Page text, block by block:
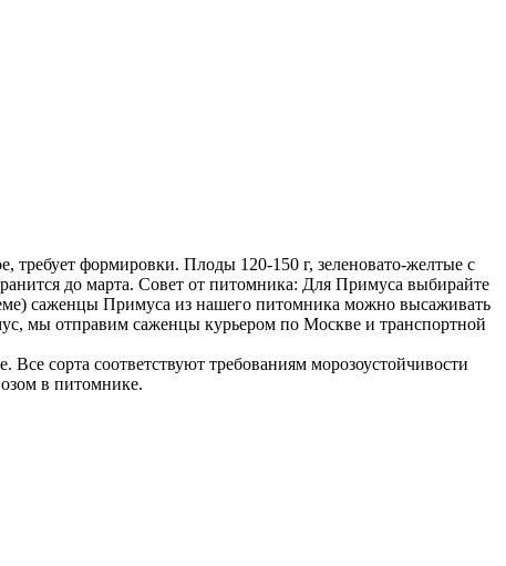
формировки. Плоды 120-150 г, зеленовато-желтые с
до марта. Совет от питомника: Для Примуса выбирайте
саженцы Примуса из нашего питомника можно высаживать
мы отправим саженцы курьером по Москве и транспортной
сорта соответствуют требованиям морозоустойчивости
в питомнике.